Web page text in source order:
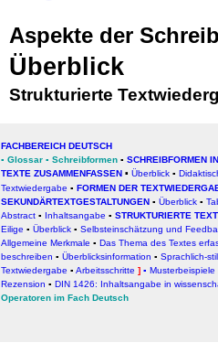
Aspekte der
Überblick
Strukturierte
FACHBEREICH DEUTSCH
▪ Glossar ▪ Schreibformen ▪ SCHREIBFORMEN
TEXTE ZUSAMMENFASSEN ▪ Überblick ▪
Textwiedergabe ▪ FORMEN DER
SEKUNDÄRTEXTGESTALTUNGEN ▪ Überblick ▪
Abstract ▪ Inhaltsangabe ▪ STRUKTURIERTE
Eilige ▪ Überblick ▪ Selbsteinschätzung und
Allgemeine Merkmale ▪ Das Thema des Textes
beschreiben ▪ Überblicksinformation ▪ Sprachlich-
Textwiedergabe ▪ Arbeitsschritte ] ▪ Musterbeispiele
Rezension ▪ DIN 1426: Inhaltsangabe in
Operatoren im Fach Deutsch